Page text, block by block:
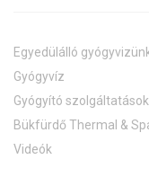
Egyedülálló
Gyógyvíz
Gyógyító szolgáltatások
Bükfürdő Thermal &
Videók